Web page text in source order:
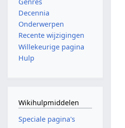
Decennia
Onderwerpen
Recente wijzigingen
Willekeurige pagina
Hulp
Wikihulpmiddelen
Speciale pagina's